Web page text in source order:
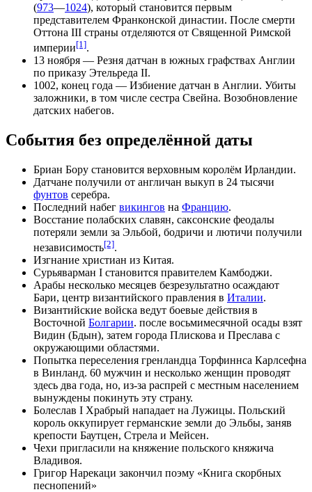
(973—1024), который становится первым
представителем Франконской династии. После смерти
Оттона III страны отделяются от Священной Римской
империи[1].
13 ноября — Резня датчан в южных графствах Англии
по приказу Этельреда II.
1002, конец года — Избиение датчан в Англии. Убиты
заложники, в том числе сестра Свейна. Возобновление
датских набегов.
События без определённой даты
Бриан Бору становится верховным королём Ирландии.
Датчане получили от англичан выкуп в 24 тысячи
фунтов серебра.
Последний набег викингов на Францию.
Восстание полабских славян, саксонские феодалы
потеряли земли за Эльбой, бодричи и лютичи получили
независимость[2].
Изгнание христиан из Китая.
Сурьяварман I становится правителем Камбоджи.
Арабы несколько месяцев безрезультатно осаждают
Бари, центр византийского правления в Италии.
Византийские войска ведут боевые действия в
Восточной Болгарии. после восьмимесячной осады взят
Видин (Бдын), затем города Плискова и Преслава с
окружающими областями.
Попытка переселения гренландца Торфиннса Карлсефна
в Винланд. 60 мужчин и несколько женщин проводят
здесь два года, но, из-за распрей с местным населением
вынуждены покинуть эту страну.
Болеслав I Храбрый нападает на Лужицы. Польский
король оккупирует германские земли до Эльбы, заняв
крепости Баутцен, Стрела и Мейсен.
Чехи пригласили на княжение польского княжича
Владивоя.
Григор Нарекаци закончил поэму «Книга скорбных
песнопений»